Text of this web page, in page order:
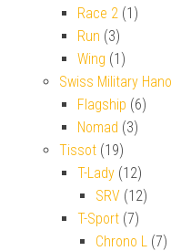
Race 2 (1)
Run (3)
Wing (1)
Swiss Military
Flagship (6)
Nomad (3)
Tissot (19)
T-Lady (12)
SRV (12)
T-Sport (7)
Chrono L (7)